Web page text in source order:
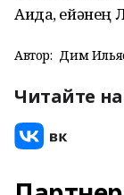
Аида, ейәнең
Автор: Дим
Читайте